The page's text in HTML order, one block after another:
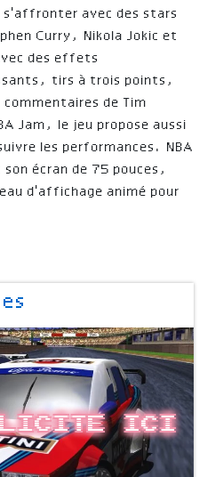
avec des stars
Curry, Nikola Jokic et
des effets
tirs à trois points,
de Tim
Jam, le jeu propose aussi
les performances. NBA
écran de 75 pouces,
d'affichage animé pour
ici